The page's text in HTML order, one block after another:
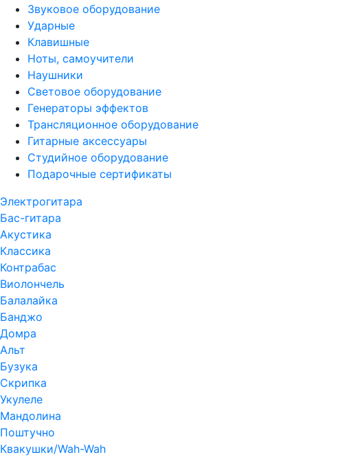
Звуковое оборудование
Ударные
Клавишные
Ноты, самоучители
Наушники
Световое оборудование
Генераторы эффектов
Трансляционное оборудование
Гитарные аксессуары
Студийное оборудование
Подарочные сертификаты
Электрогитара
Бас-гитара
Акустика
Классика
Контрабас
Виолончель
Балалайка
Банджо
Домра
Альт
Бузука
Скрипка
Укулеле
Мандолина
Поштучно
Квакушки/Wah-Wah